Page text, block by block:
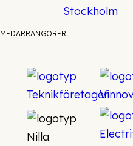
MEDARRANGÖRER